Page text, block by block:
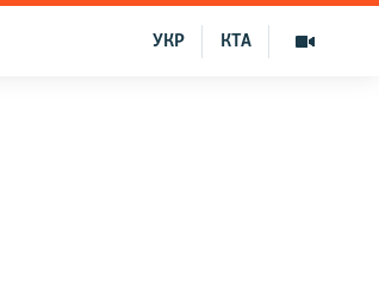
КТА
УКР